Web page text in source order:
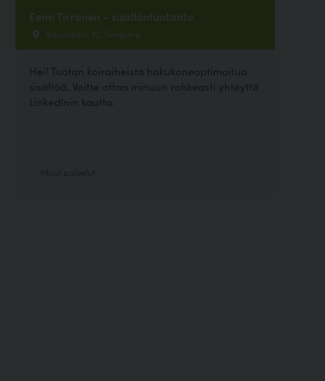
Eemi Tirronen - sisällöntuotanto
Raamikatu 10, Tampere
Hei! Tuotan koiraiheista hakukoneoptimoitua
sisältöä. Voitte ottaa minuun rohkeasti yhteyttä
LinkedInin kautta.